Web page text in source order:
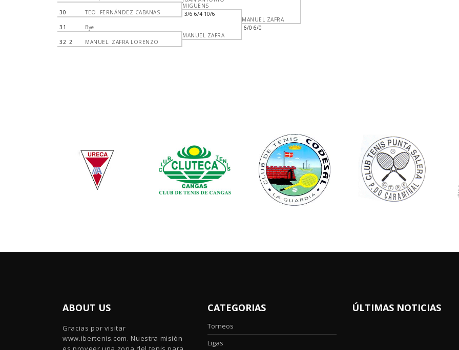
30 TEO. FERNÁNDEZ CABANAS
31 Bye
32 2 MANUEL. ZAFRA LORENZO
MIGUENS
3/6 6/4 10/6
MANUEL ZAFRA
MANUEL ZAFRA
6/0 6/0
ABOUT US
Gracias por visitar
www.ibertenis.com. Nuestra misión
CATEGORIAS
Torneos
Ligas
ÚLTIMAS NOTICIAS